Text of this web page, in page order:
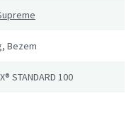
Bezem
STANDARD 100